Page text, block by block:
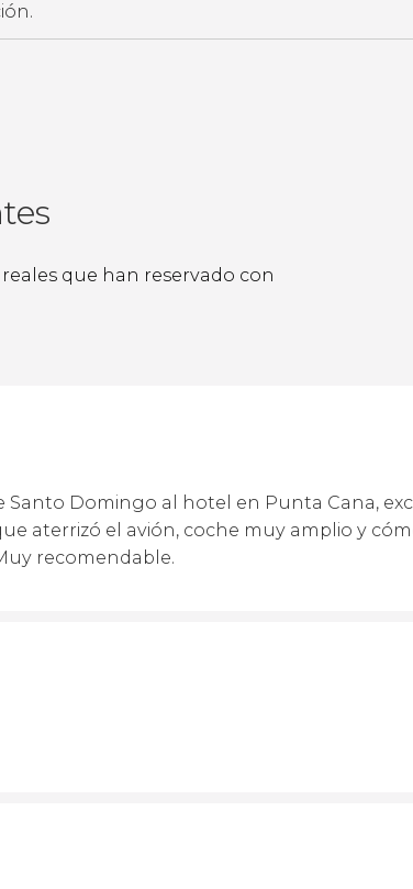
que han reservado con
Santo Domingo al hotel en Punta Cana,
aterrizó el avión, coche muy amplio y
recomendable.